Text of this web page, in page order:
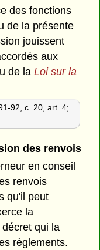
des fonctions
de la présente
jouissent
aux
de laLoi sur la
92, c. 20, art. 4;
des renvois
en conseil
renvois
qu'il peut
la
qui la
règlements.